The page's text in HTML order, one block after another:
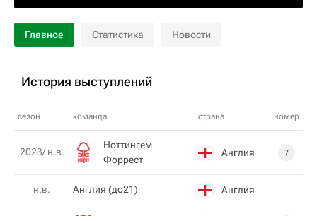
Главное Статистика Новости
История выступлений
сезон команда страна номер
2023/ н.в.
Ноттингем
Форрест
Англия 7
н.в. Англия (до21) Англия